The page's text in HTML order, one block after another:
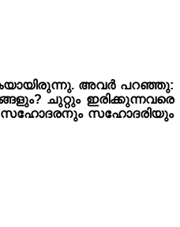
അവർ പറഞ്ഞു:
ചുറ്റും ഇരിക്കുന്നവരെ
സഹോദരനും സഹോദരിയും